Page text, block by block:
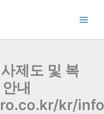
제도 및 복
내
kr/